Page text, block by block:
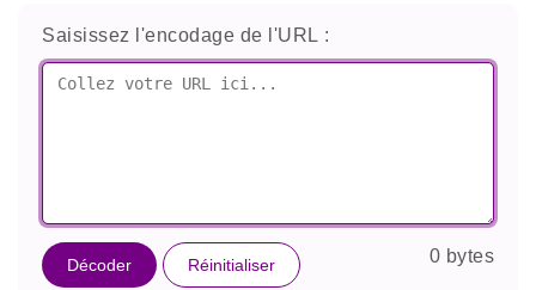
Saisissez l'encodage de l'URL :
Décoder Réinitialiser 0 bytes